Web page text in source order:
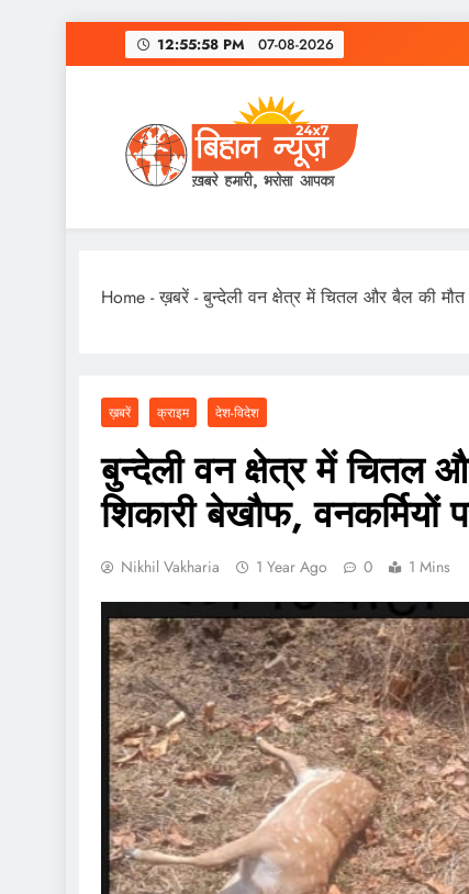
to
12:55:59 PM 07-08-2026
Home -ख़बरें -बुन्देली वन क्षेत्र में चितल और बैल की
ख़बरें क्राइम देश-विदेश
बुन्देली वन क्षेत्र में
शिकारी बेखौफ, वनकर्मियों
Nikhil Vakharia 1 Year Ago 0 1 Mins